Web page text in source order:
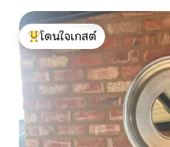
โดนใจเกสต์ที่สุด
โดนใจเกสต์